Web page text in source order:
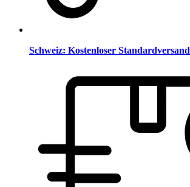
Schweiz: Kostenloser Standardversand